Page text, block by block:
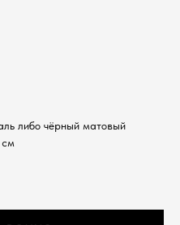
либо чёрный матовый